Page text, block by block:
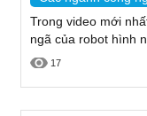
Trong video mới
ngã của robot hình
17